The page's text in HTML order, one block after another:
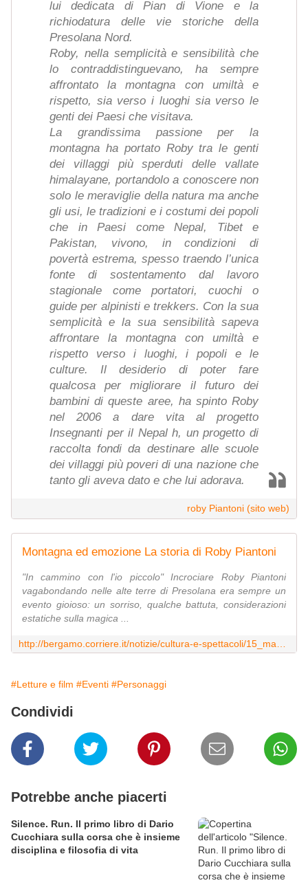
lui dedicata di Pian di Vione e la
richiodatura delle vie storiche della
Presolana Nord.
Roby, nella semplicità e sensibilità che
lo contraddistinguevano, ha sempre
affrontato la montagna con umiltà e
rispetto, sia verso i luoghi sia verso le
genti dei Paesi che visitava.
La grandissima passione per la
montagna ha portato Roby tra le genti
dei villaggi più sperduti delle vallate
himalayane, portandolo a conoscere non
solo le meraviglie della natura ma anche
gli usi, le tradizioni e i costumi dei popoli
che in Paesi come Nepal, Tibet e
Pakistan, vivono, in condizioni di
povertà estrema, spesso traendo l’unica
fonte di sostentamento dal lavoro
stagionale come portatori, cuochi o
guide per alpinisti e trekkers. Con la sua
semplicità e la sua sensibilità sapeva
affrontare la montagna con umiltà e
rispetto verso i luoghi, i popoli e le
culture. Il desiderio di poter fare
qualcosa per migliorare il futuro dei
bambini di queste aree, ha spinto Roby
nel 2006 a dare vita al progetto
Insegnanti per il Nepal h, un progetto di
raccolta fondi da destinare alle scuole
dei villaggi più poveri di una nazione che
tanto gli aveva dato e che lui adorava.
roby Piantoni (sito web)
Montagna ed emozione La storia di Roby Piantoni
"In cammino con l'io piccolo" Incrociare Roby Piantoni
vagabondando nelle alte terre di Presolana era sempre un
evento gioioso: un sorriso, qualche battuta, considerazioni
estatiche sulla magica ...
#Letture e film #Eventi #Personaggi
Condividi
Potrebbe anche piacerti
Silence. Run. Il primo libro di Dario
Cucchiara sulla corsa che è insieme
disciplina e filosofia di vita